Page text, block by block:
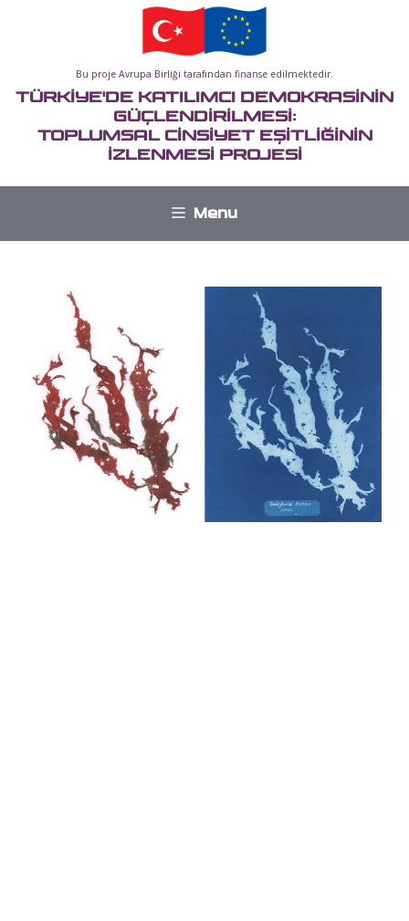
Bu proje Avrupa Birliği tarafından finanse edilmektedir.
TÜRKİYE'DE KATILIMCI DEMOKRASİNİN
GÜÇLENDİRİLMESİ:
TOPLUMSAL CİNSİYET EŞİTLİĞİNİN
İZLENMESİ PROJESİ
Menu